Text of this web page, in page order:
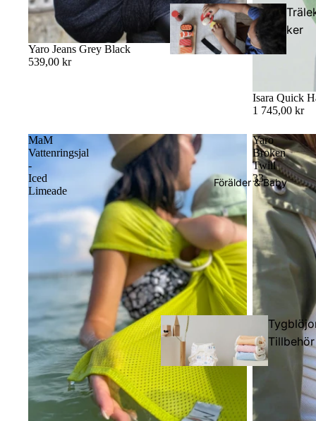
ker
Förälder & Baby
Tillbehör
Bambu
Yaro Jeans Grey Black
539,00 kr
Isara Quick
1 745,00 kr
MaM
Vattenringsjal
-
Iced
Limeade
Yaro
Broken
Twill
33